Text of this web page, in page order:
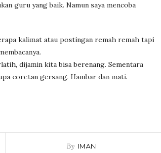
guru yang baik. Namun saya mencoba
kalimat atau postingan remah remah tapi
dijamin kita bisa berenang. Sementara
coretan gersang. Hambar dan mati.
By IMAN